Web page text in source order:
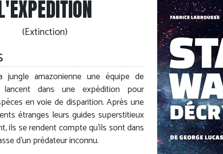
(Extinction)
amazonienne une équipe de
dans une expédition pour
en voie de disparition. Après une
étranges leurs guides superstitieux
ils se rendent compte qu'ils sont dans
d'un prédateur inconnu.